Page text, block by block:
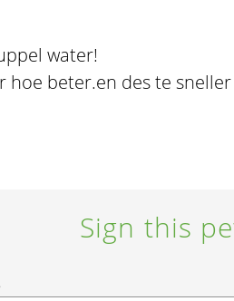
water!
hoe beter.en des te
Sign this